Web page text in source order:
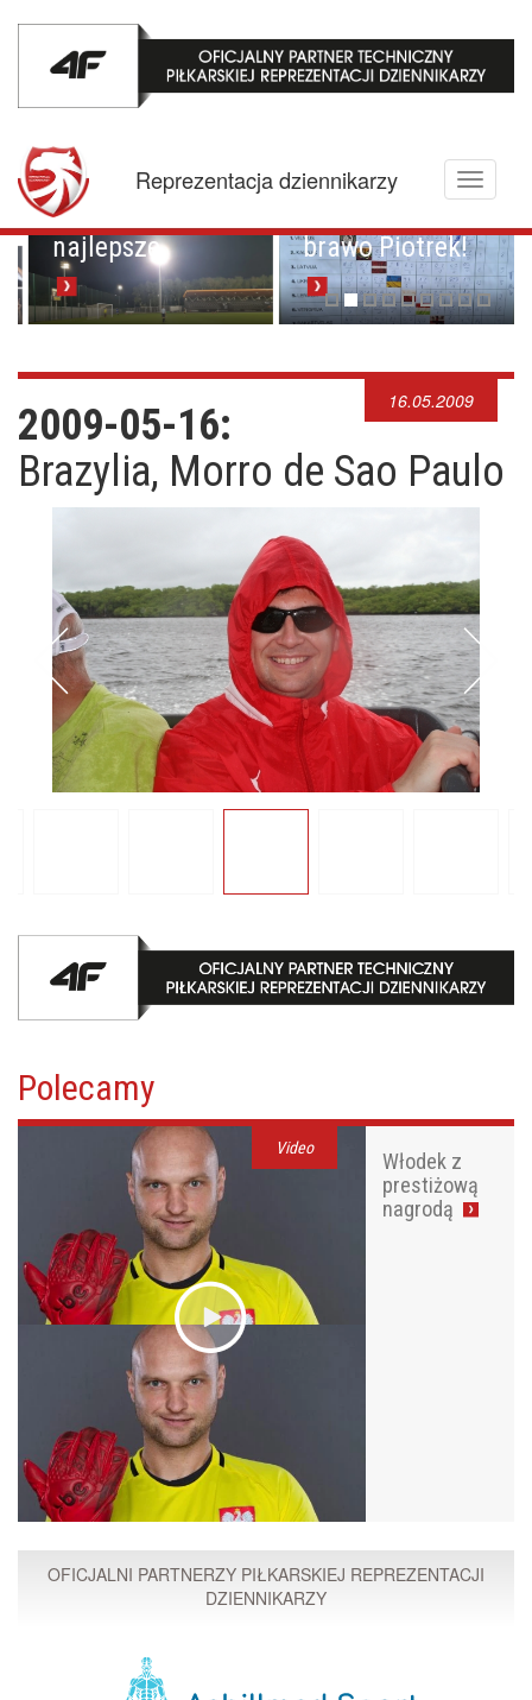
Toggle
Reprezentacja dziennikarzy
Mistrzowskie
karne z
Pucharowa
przygoda trwa w
najlepsze
Brawo Lenkija,
brawo Piotrek!
16.05.2009
2009-05-16:
Brazylia, Morro de Sao Paulo
Polecamy
Video
Włodek z
prestiżową
nagrodą
OFICJALNI PARTNERZY PIŁKARSKIEJ REPREZENTACJI
DZIENNIKARZY